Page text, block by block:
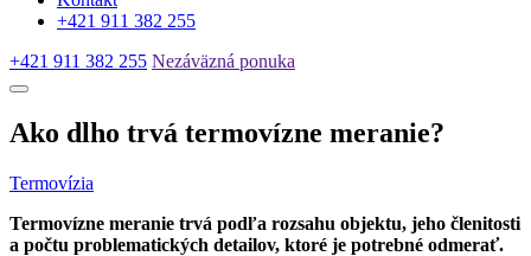
+421 911 382 255
+421 911 382 255 Nezáväzná ponuka
Ako dlho trvá termovízne meranie?
Termovízia
Termovízne meranie trvá podľa rozsahu objektu, jeho členitosti
a počtu problematických detailov, ktoré je potrebné odmerať.